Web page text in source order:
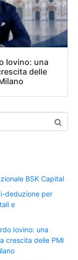
Iovino: una
delle
BSK Capital
deduzione per
e
Iovino: una
crescita delle PMI